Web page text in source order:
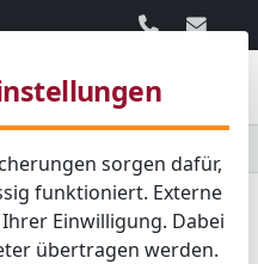
06103 / 30
sorgen dafür,
funktioniert. Externe
Einwilligung. Dabei
übertragen werden.